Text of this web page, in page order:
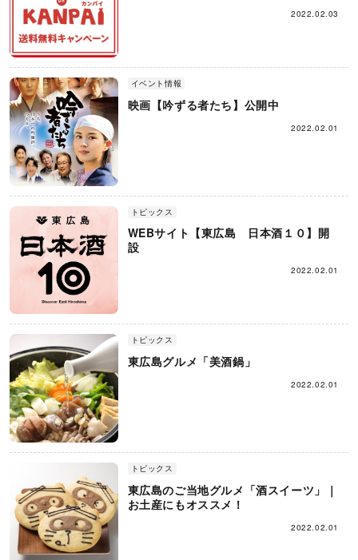
2022.02.03
イベント情報
映画【吟ずる者たち】公開中
2022.02.01
トピックス
WEBサイト【東広島 日本酒１０】開
設
2022.02.01
トピックス
東広島グルメ「美酒鍋」
2022.02.01
トピックス
東広島のご当地グルメ「酒スイーツ」｜
お土産にもオススメ！
2022.02.01